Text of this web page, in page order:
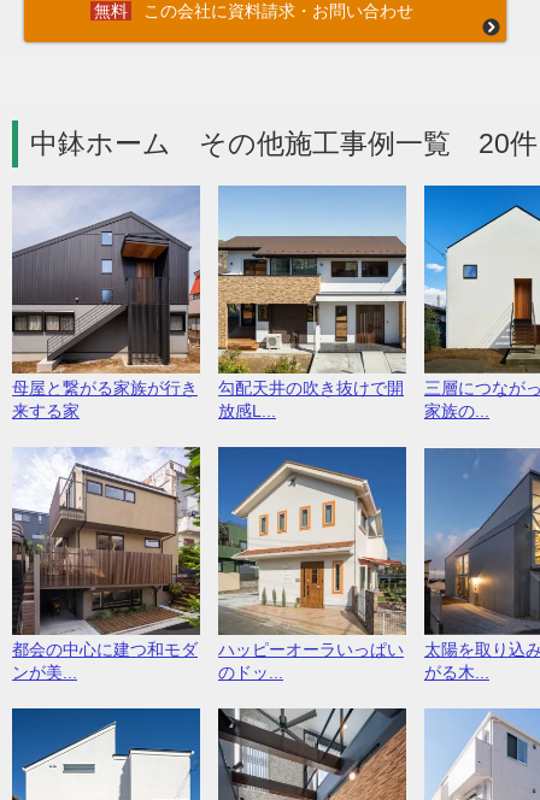
この会社に資料請求・お問い合わせ
中鉢ホーム その他施工事例一覧 20件
母屋と繋がる家族が行き
来する家
勾配天井の吹き抜けで開
放感L...
三層につなが
家族の...
都会の中心に建つ和モダ
ンが美...
ハッピーオーラいっぱい
のドッ...
太陽を取り込
がる木...